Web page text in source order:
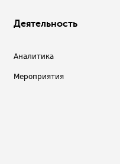
Деятельность
Аналитика
Мероприятия